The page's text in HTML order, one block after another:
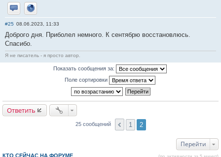
Отправить личное сообщение
Сайт
#25 08.06.2023, 11:33
Доброго дня. Приболел немного. К сентябрю восстановлюсь.
Спасибо.
Я не писатель - я просто автор.
Показать сообщения за:
Поле сортировки
Ответить
25 сообщений 1 2
Перейти
КТО СЕЙЧАС НА ФОРУМЕ